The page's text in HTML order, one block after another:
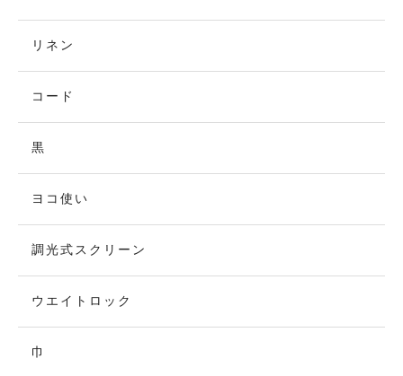
リネン
コード
黒
ヨコ使い
調光式スクリーン
ウエイトロック
巾